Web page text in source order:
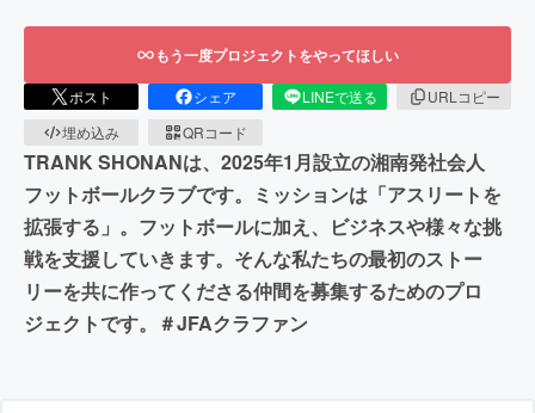
もう一度プロジェクトをやってほしい
ポスト シェア LINEで送る
URLコピー
埋め込み
QRコード
TRANK SHONANは、2025年1月設立の湘南発社会人
フットボールクラブです。ミッションは「アスリートを
拡張する」。フットボールに加え、ビジネスや様々な挑
戦を支援していきます。そんな私たちの最初のストー
リーを共に作ってくださる仲間を募集するためのプロ
ジェクトです。＃JFAクラファン